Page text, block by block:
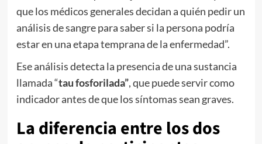
que los médicos generales decidan a quién pedir un
análisis de sangre para saber si la persona podría
estar en una etapa temprana de la enfermedad”.
Ese análisis detecta la presencia de una sustancia
llamada “tau fosforilada”, que puede servir como
indicador antes de que los síntomas sean graves.
La diferencia entre los dos